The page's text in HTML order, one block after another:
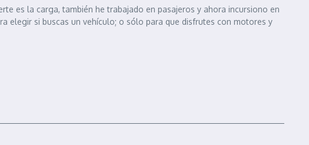
es la carga, también he trabajado en pasajeros y ahora incursiono en
elegir si buscas un vehículo; o sólo para que disfrutes con motores y